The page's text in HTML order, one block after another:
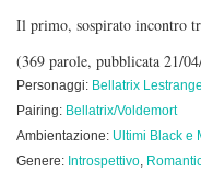
Il primo, sospirato incontro
(369 parole, pubblicata 21/
Personaggi: Bellatrix Lestrange
Pairing: Bellatrix/Voldemort
Ambientazione: Ultimi Black e
Genere: Introspettivo,